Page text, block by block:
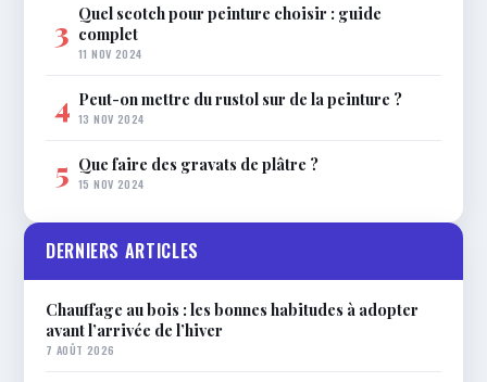
3 Quel scotch pour peinture choisir : guide
complet
11 NOV 2024
4 Peut-on mettre du rustol sur de la peinture ?
13 NOV 2024
5 Que faire des gravats de plâtre ?
15 NOV 2024
DERNIERS ARTICLES
Chauffage au bois : les bonnes habitudes à adopter
avant l’arrivée de l’hiver
7 AOÛT 2026